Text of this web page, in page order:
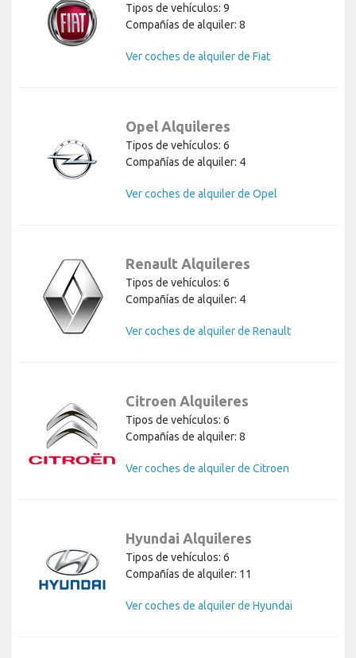
Tipos de vehículos: 9
Compañías de alquiler: 8
Ver coches de alquiler de Fiat
Opel Alquileres
Tipos de vehículos: 6
Compañías de alquiler: 4
Ver coches de alquiler de Opel
Renault Alquileres
Tipos de vehículos: 6
Compañías de alquiler: 4
Ver coches de alquiler de Renault
Citroen Alquileres
Tipos de vehículos: 6
Compañías de alquiler: 8
Ver coches de alquiler de Citroen
Hyundai Alquileres
Tipos de vehículos: 6
Compañías de alquiler: 11
Ver coches de alquiler de Hyundai